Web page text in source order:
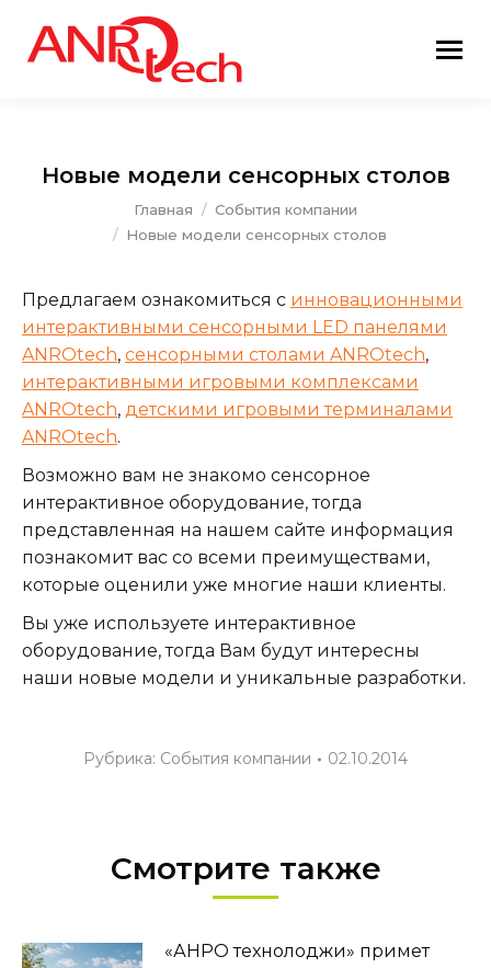
Новые модели сенсорных столов
Главная
События компании
Новые модели сенсорных столов
Предлагаем ознакомиться с инновационными
интерактивными сенсорными LED панелями
ANROtech, сенсорными столами ANROtech,
интерактивными игровыми комплексами
ANROtech, детскими игровыми терминалами
ANROtech.
Возможно вам не знакомо сенсорное
интерактивное оборудование, тогда
представленная на нашем сайте информация
познакомит вас со всеми преимуществами,
которые оценили уже многие наши клиенты.
Вы уже используете интерактивное
оборудование, тогда Вам будут интересны
наши новые модели и уникальные разработки.
Рубрика: События компании 02.10.2014
Смотрите также
«АНРО технолоджи» примет